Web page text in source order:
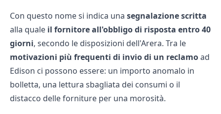
Con questo nome si indica una segnalazione scritta
alla quale il fornitore all'obbligo di risposta entro 40
giorni, secondo le disposizioni dell'Arera. Tra le
motivazioni più frequenti di invio di un reclamoad
Edison ci possono essere: un importo anomalo in
bolletta, una lettura sbagliata dei consumi o il
distacco delle forniture per una morosità.